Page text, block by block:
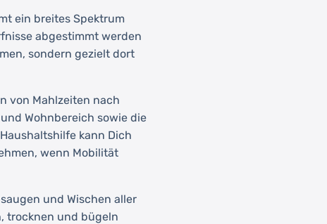
ein breites Spektrum
abgestimmt werden
sondern gezielt dort
von Mahlzeiten nach
Wohnbereich sowie die
kann Dich
wenn Mobilität
und Wischen aller
trocknen und bügeln